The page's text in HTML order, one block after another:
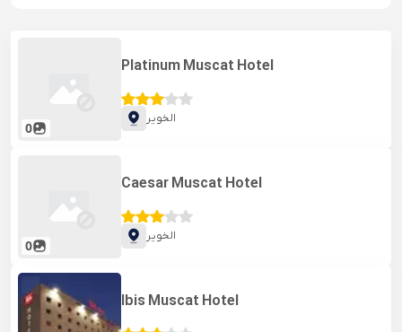
0
Platinum Muscat Hotel
الخویر
0
Caesar Muscat Hotel
الخویر
Ibis Muscat Hotel